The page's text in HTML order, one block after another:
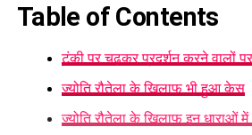
Table of Contents
टंकी पर चढ़कर प्रदर्शन करने वालों
ज्योति रौतेला के खिलाफ भी हुआ केस
ज्योति रौतेला के खिलाफ इन धाराओं में